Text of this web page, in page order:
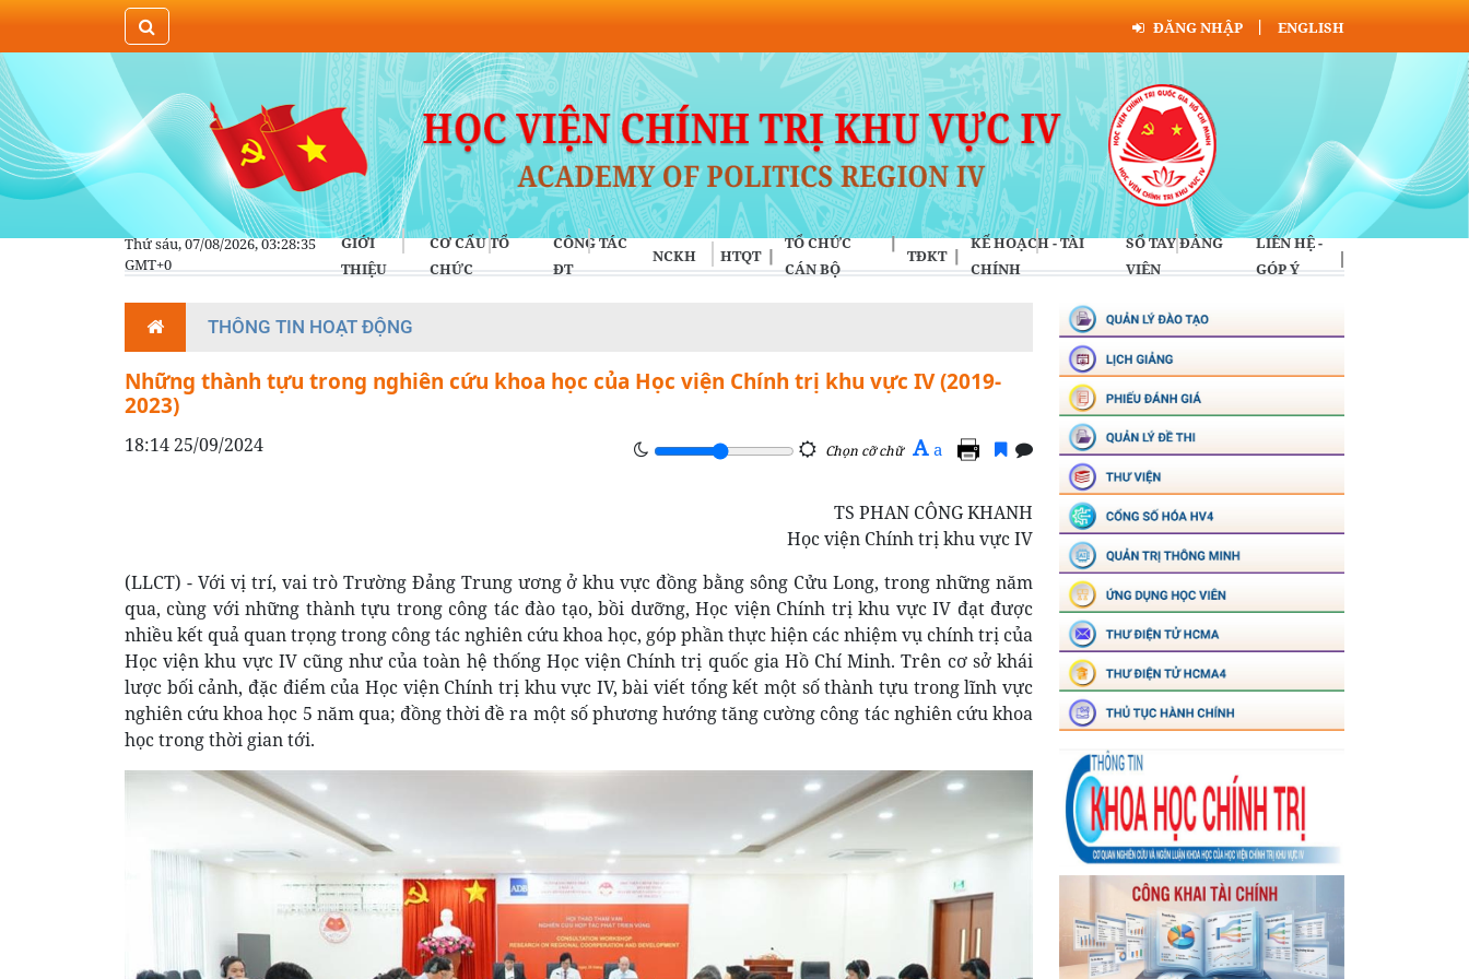
ĐĂNG NHẬP ENGLISH
Thứ sáu, 07/08/2026, 03:28:36
GMT+0
GIỚI
THIỆU
CƠ CẤU TỔ
CHỨC
CÔNG TÁC
ĐT
NCKH HTQT
TỔ CHỨC
CÁN BỘ
TĐKT
KẾ HOẠCH - TÀI
CHÍNH
SỔ TAY ĐẢNG
VIÊN
LIÊN HỆ -
GÓP Ý
THÔNG TIN HOẠT ĐỘNG
Những thành tựu trong nghiên cứu khoa học của Học viện Chính trị khu vực IV (2019-
2023)
18:14 25/09/2024 Chọn cỡ chữ A a
TS PHAN CÔNG KHANH
Học viện Chính trị khu vực IV
(LLCT) - Với vị trí, vai trò Trường Đảng Trung ương ở khu vực đồng bằng sông Cửu Long, trong những năm
qua, cùng với những thành tựu trong công tác đào tạo, bồi dưỡng, Học viện Chính trị khu vực IV đạt được
nhiều kết quả quan trọng trong công tác nghiên cứu khoa học, góp phần thực hiện các nhiệm vụ chính trị của
Học viện khu vực IV cũng như của toàn hệ thống Học viện Chính trị quốc gia Hồ Chí Minh. Trên cơ sở khái
lược bối cảnh, đặc điểm của Học viện Chính trị khu vực IV, bài viết tổng kết một số thành tựu trong lĩnh vực
nghiên cứu khoa học 5 năm qua; đồng thời đề ra một số phương hướng tăng cường công tác nghiên cứu khoa
học trong thời gian tới.